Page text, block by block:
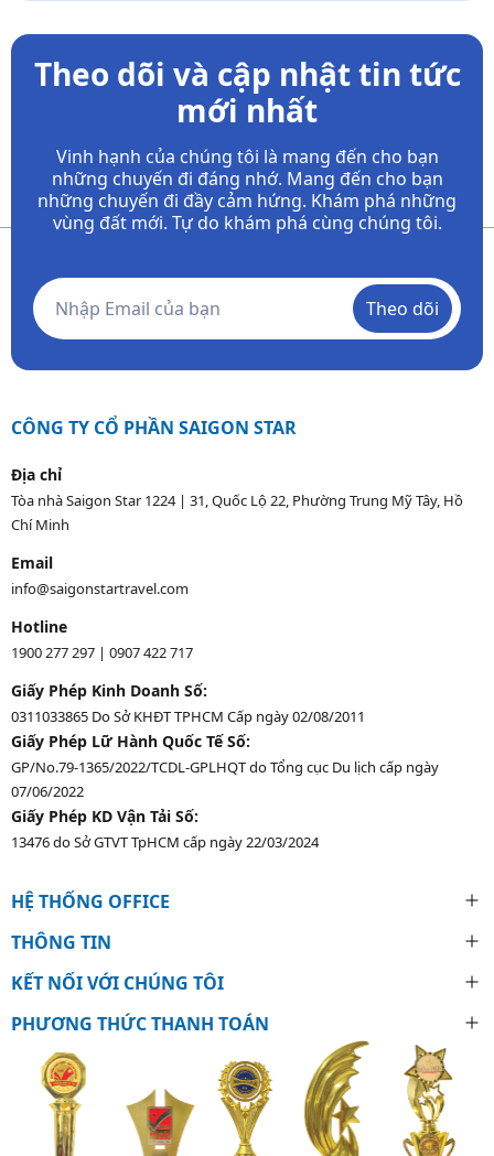
Theo dõi và cập nhật tin tức
mới nhất
Vinh hạnh của chúng tôi là mang đến cho bạn
những chuyến đi đáng nhớ. Mang đến cho bạn
những chuyến đi đầy cảm hứng. Khám phá những
vùng đất mới. Tự do khám phá cùng chúng tôi.
Theo dõi
CÔNG TY CỔ PHẦN SAIGON STAR
Địa chỉ
Tòa nhà Saigon Star 1224 | 31, Quốc Lộ 22, Phường Trung Mỹ Tây, Hồ
Chí Minh
Email
info@saigonstartravel.com
Hotline
1900 277 297 | 0907 422 717
Giấy Phép Kinh Doanh Số:
0311033865 Do Sở KHĐT TPHCM Cấp ngày 02/08/2011
Giấy Phép Lữ Hành Quốc Tế Số:
GP/No.79-1365/2022/TCDL-GPLHQT do Tổng cục Du lịch cấp ngày
07/06/2022
Giấy Phép KD Vận Tải Số:
13476 do Sở GTVT TpHCM cấp ngày 22/03/2024
HỆ THỐNG OFFICE
THÔNG TIN
KẾT NỐI VỚI CHÚNG TÔI
PHƯƠNG THỨC THANH TOÁN